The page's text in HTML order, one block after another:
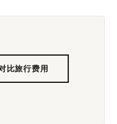
比旅行费用